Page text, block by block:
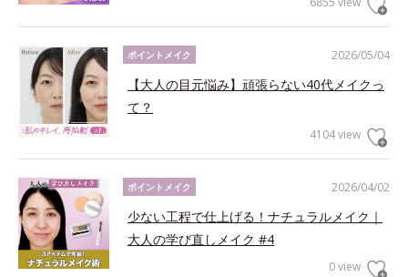
2026/05/04
ポイントメイク
【大人の目元悩み】頑張らない40代メイクっ
て？
4104 view
2026/04/02
ポイントメイク
少ない工程で仕上げる！ナチュラルメイク｜
大人の学び直しメイク #4
0 view